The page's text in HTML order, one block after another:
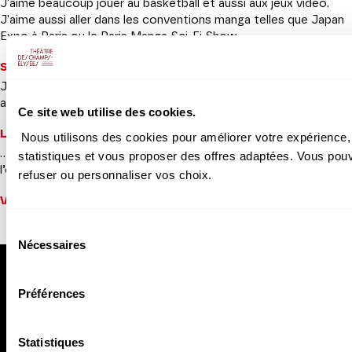
Ce site web utilise des cookies.
Nous utilisons des cookies pour améliorer votre
statistiques et vous proposer des offres adaptées. Vous
refuser ou personnaliser vos choix.
du Nécessaires
Préférences
Statistiques
J'aime beaucoup jouer au basketball et aussi aux jeux vidéo.
J'aime aussi aller dans les conventions manga telles que Japan
Expo à Paris ou le Paris Manga Sci-Fi Show.
Si vous n’étiez pas musicien, vous seriez…
J’aurais sans doute intégré la Marine nationale. Ou peut-être
aurais-je pu être un bêta testeur de jeux vidéo RPG.
La plus belle des carrières serait…
... de toucher à tout que ce soit l’opéra, la comédie musicale ou
l’oratorio. J'aimerais pouvoir en chanter le plus possible.
Votre playlist idéale en 5 titres